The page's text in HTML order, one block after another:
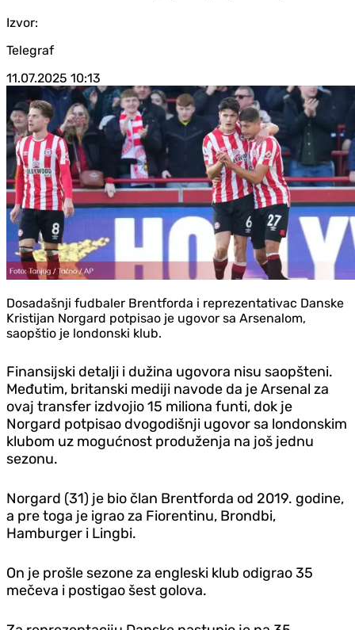
Izvor:
Telegraf
11.07.2025 10:13
Dosadašnji fudbaler Brentforda i reprezentativac Danske
Kristijan Norgard potpisao je ugovor sa Arsenalom,
saopštio je londonski klub.
Finansijski detalji i dužina ugovora nisu saopšteni.
Međutim, britanski mediji navode da je Arsenal za
ovaj transfer izdvojio 15 miliona funti, dok je
Norgard potpisao dvogodišnji ugovor sa londonskim
klubom uz mogućnost produženja na još jednu
sezonu.
Norgard (31) je bio član Brentforda od 2019. godine,
a pre toga je igrao za Fiorentinu, Brondbi,
Hamburger i Lingbi.
On je prošle sezone za engleski klub odigrao 35
mečeva i postigao šest golova.